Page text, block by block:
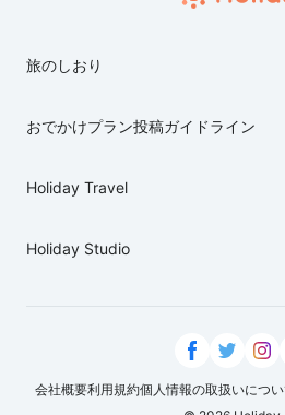
旅のしおり
おでかけプラン投稿ガイドライン
Holiday Travel
Holiday Studio
会社概要利用規約個人情報の取扱いにつ